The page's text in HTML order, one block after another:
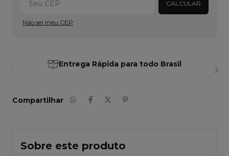
CALCULAR
Não sei meu CEP
Entrega Rápida para todo Brasil
Compartilhar
Sobre este produto